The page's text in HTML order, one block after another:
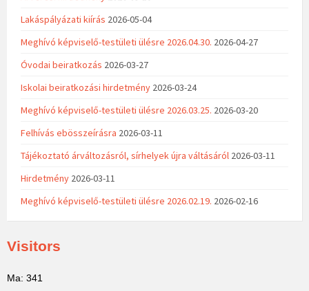
Lakáspályázati kiírás 2026-05-04
Meghívó képviselő-testületi ülésre 2026.04.30. 2026-04-27
Óvodai beiratkozás 2026-03-27
Iskolai beiratkozási hirdetmény 2026-03-24
Meghívó képviselő-testületi ülésre 2026.03.25. 2026-03-20
Felhívás ebösszeírásra 2026-03-11
Tájékoztató árváltozásról, sírhelyek újra váltásáról 2026-03-11
Hirdetmény 2026-03-11
Meghívó képviselő-testületi ülésre 2026.02.19. 2026-02-16
Visitors
Ma: 341